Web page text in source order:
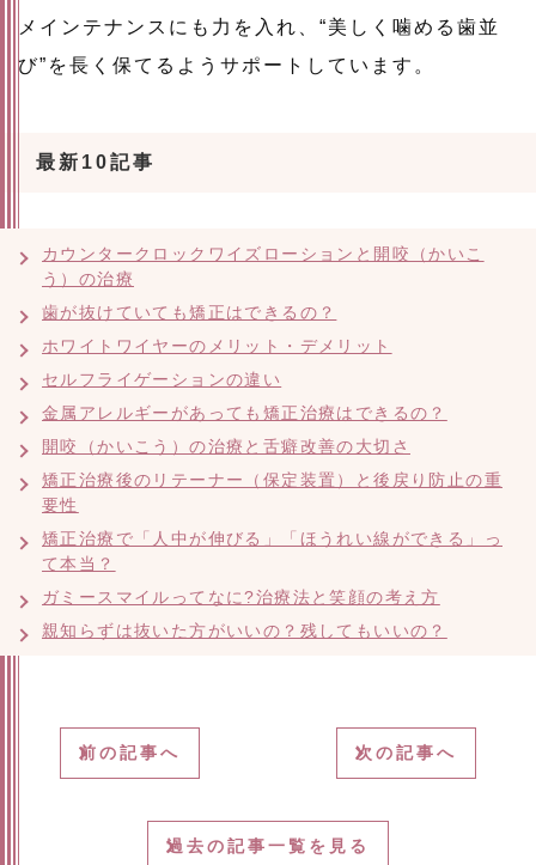
メインテナンスにも力を入れ、“美しく噛める歯並
び”を長く保てるようサポートしています。
最新10記事
カウンタークロックワイズローションと開咬（かいこ
う）の治療
歯が抜けていても矯正はできるの？
ホワイトワイヤーのメリット・デメリット
セルフライゲーションの違い
金属アレルギーがあっても矯正治療はできるの？
開咬（かいこう）の治療と舌癖改善の大切さ
矯正治療後のリテーナー（保定装置）と後戻り防止の重
要性
矯正治療で「人中が伸びる」「ほうれい線ができる」っ
て本当？
ガミースマイルってなに?治療法と笑顔の考え方
親知らずは抜いた方がいいの？残してもいいの？
前の記事へ 次の記事へ
過去の記事一覧を見る